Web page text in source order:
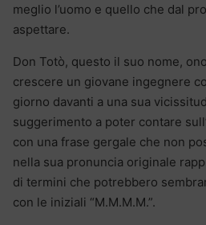
meglio l’uomo e quello che dal
aspettare.
Don Totò, questo il suo nome,
crescere un giovane ingegnere
giorno davanti a una sua
suggerimento a poter contare
con una frase gergale che non
nella sua pronuncia originale
di termini che potrebbero
con le iniziali “M.M.M.M.”.